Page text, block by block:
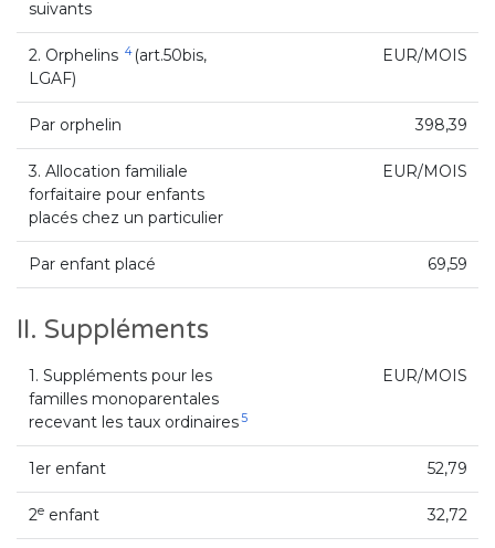
suivants
2. Orphelins 4 (art.50bis,
LGAF)
EUR/MOIS
Par orphelin 398,39
3. Allocation familiale
forfaitaire pour enfants
placés chez un particulier
EUR/MOIS
Par enfant placé 69,59
II. Suppléments
1. Suppléments pour les
familles monoparentales
recevant les taux ordinaires5
EUR/MOIS
1er enfant 52,79
2eenfant 32,72